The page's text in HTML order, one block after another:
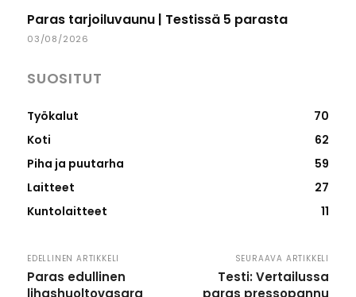
Paras tarjoiluvaunu | Testissä 5 parasta
03/08/2026
SUOSITUT
Työkalut
70
Koti
62
Piha ja puutarha
59
Laitteet
27
Kuntolaitteet
11
EDELLINEN ARTIKKELI
Paras edullinen
lihashuoltovasara
SEURAAVA ARTIKKELI
Testi: Vertailussa
paras pressopannu